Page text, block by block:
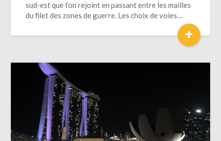
sud-est que l’on rejoint en passant entre les mailles
du filet des zones de guerre. Les choix de voies…
+